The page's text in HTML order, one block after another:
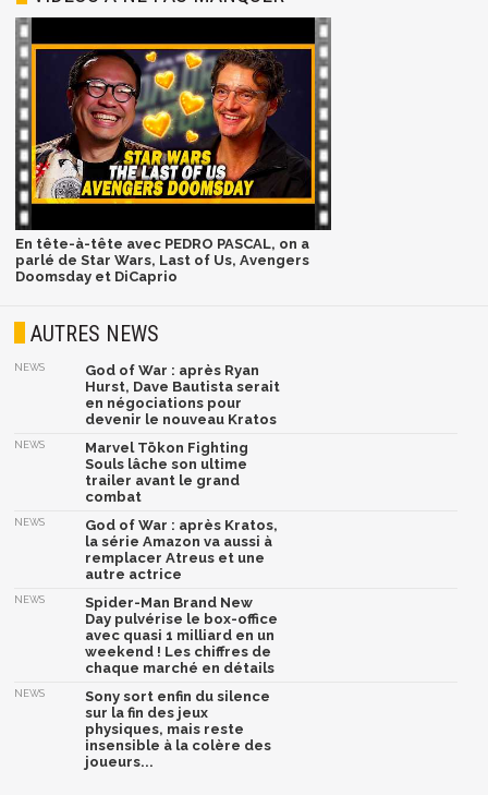
En tête-à-tête avec PEDRO PASCAL, on a
parlé de Star Wars, Last of Us, Avengers
Doomsday et DiCaprio
AUTRES NEWS
NEWS
God of War : après Ryan
Hurst, Dave Bautista serait
en négociations pour
devenir le nouveau Kratos
NEWS
Marvel Tōkon Fighting
Souls lâche son ultime
trailer avant le grand
combat
NEWS
God of War : après Kratos,
la série Amazon va aussi à
remplacer Atreus et une
autre actrice
NEWS
Spider-Man Brand New
Day pulvérise le box-office
avec quasi 1 milliard en un
weekend ! Les chiffres de
chaque marché en détails
NEWS
Sony sort enfin du silence
sur la fin des jeux
physiques, mais reste
insensible à la colère des
joueurs...